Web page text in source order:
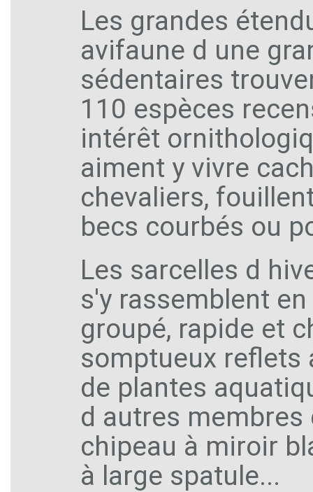
Les grandes
avifaune d une
sédentaires
110 espèces
intérêt
aiment y vivre
chevaliers,
becs courbés ou
Les sarcelles d
s'y rassemblent
groupé, rapide et
somptueux reflets
de plantes
d autres
chipeau à miroir
à large spatule...